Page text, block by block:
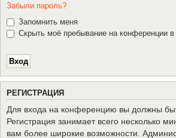
Забыли пароль?
Запомнить меня
Скрыть моё пребывание на конференции в
РЕГИСТРАЦИЯ
Для входа на конференцию вы должны
Регистрация занимает всего несколько
вам более широкие возможности.